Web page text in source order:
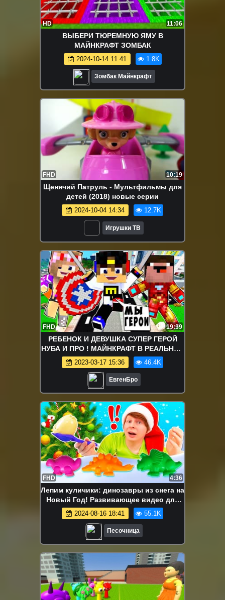
HD 11:06
ВЫБЕРИ ТЮРЕМНУЮ ЯМУ В
МАЙНКРАФТ ЗОМБАК
2024-10-14 11:41 1.8K
Зомбак Майнкрафт
FHD 10:19
Щенячий Патруль - Мультфильмы для
детей (2018) новые серии
2024-10-04 14:34 12.7K
Игрушки ТВ
FHD 19:39
РЕБЕНОК И ДЕВУШКА СУПЕР ГЕРОЙ
НУБА И ПРО ! МАЙНКРАФТ В РЕАЛЬНОЙ
ЖИЗНИ ВИДЕО ТРОЛЛИНГ MINECRAFT
2023-03-17 15:36 46.4K
ЕвгенБро
FHD 4:36
Лепим куличики: динозавры из снега на
Новый Год! Развивающее видео для
малышей Моя Песочница
2024-08-16 18:41 55.1K
Песочница